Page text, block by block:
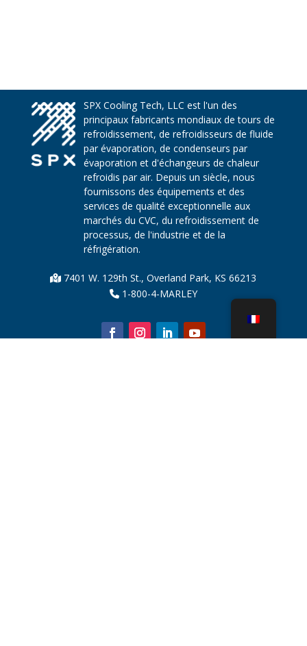
SPX Cooling Tech, LLC est l'un des
principaux fabricants mondiaux de tours de
refroidissement, de refroidisseurs de fluide
par évaporation, de condenseurs par
évaporation et d'échangeurs de chaleur
refroidis par air. Depuis un siècle, nous
fournissons des équipements et des
services de qualité exceptionnelle aux
marchés du CVC, du refroidissement de
processus, de l'industrie et de la
réfrigération.
7401 W. 129th St., Overland Park, KS 66213
1-800-4-MARLEY